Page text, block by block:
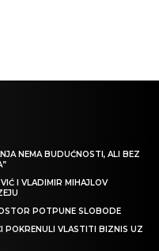
NEMA BUDUĆNOSTI, ALI BEZ
I VLADIMIR MIHAJLOV
POTPUNE SLOBODE
POKRENULI VLASTITI BIZNIS UZ